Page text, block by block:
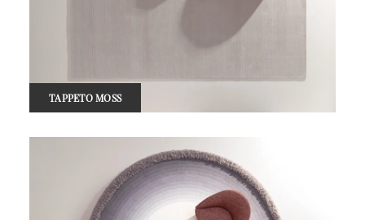
TAPPETO MOSS